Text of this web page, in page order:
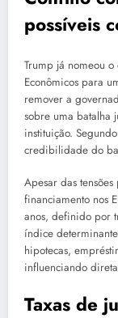
possíveis
Trump já nomeou o
Econômicos para
remover a
sobre uma batalha
instituição.
credibilidade do
Apesar das
financiamento nos
anos, definido por
índice
hipotecas,
influenciando
Taxas de